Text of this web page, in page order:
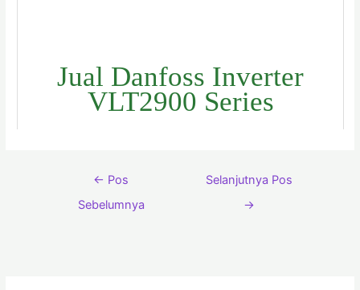
Jual Danfoss Inverter
VLT2900 Series
← Pos
Sebelumnya
Selanjutnya Pos
→